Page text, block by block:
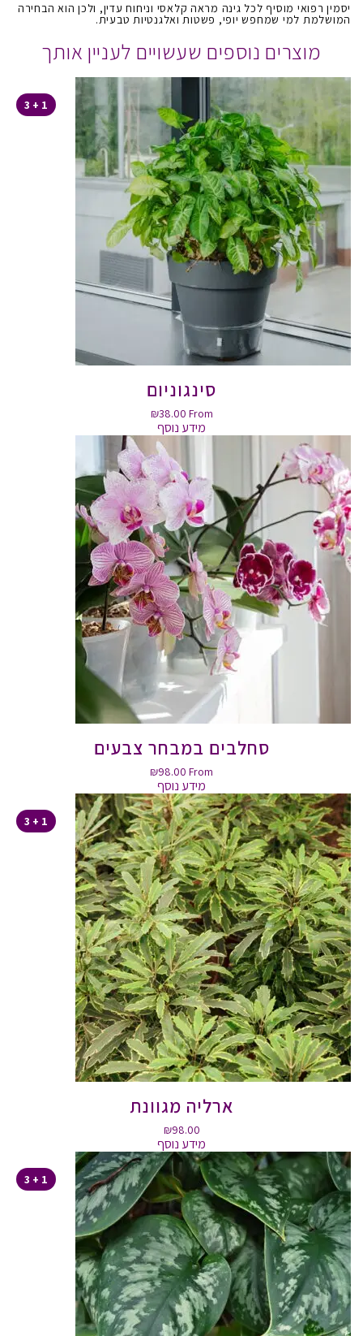
יסמין רפואי מוסיף לכל גינה מראה קלאסי וניחוח עדין, ולכן הוא הבחירה
המושלמת למי שמחפש יופי, פשטות ואלגנטיות טבעית.
מוצרים נוספים שעשויים לעניין אותך
1 + 3
סינגוניום
From
₪38.00
מידע נוסף
סחלבים במבחר צבעים
From
₪98.00
מידע נוסף
1 + 3
ארליה מגוונת
₪98.00
מידע נוסף
1 + 3